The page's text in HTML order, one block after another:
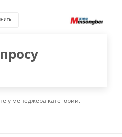
у менеджера категории.